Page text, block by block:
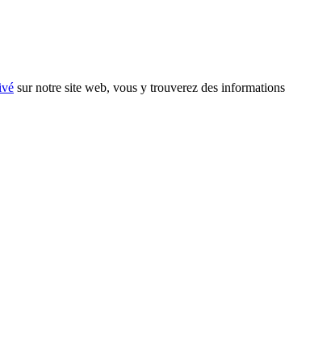
sur notre site web, vous y trouverez des informations